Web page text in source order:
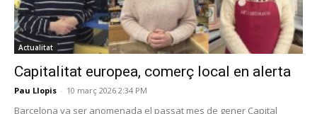
Actualitat
Capitalitat europea, comerç local en alerta
Pau Llopis - 10 març 2026 2:34 PM
Barcelona va ser anomenada el passat mes de gener Capital